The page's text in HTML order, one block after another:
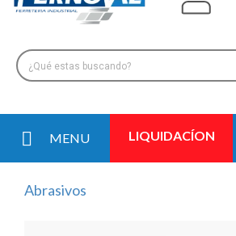
MENU LIQUIDACÍON
Abrasivos